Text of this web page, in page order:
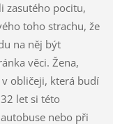
zasutého pocitu,
toho strachu, že
na něj být
věci. Žena,
obličeji, která budí
let si této
nebo při